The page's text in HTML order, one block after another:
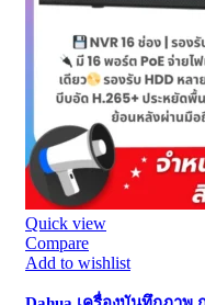
Quick view
Compare
Add to wishlist